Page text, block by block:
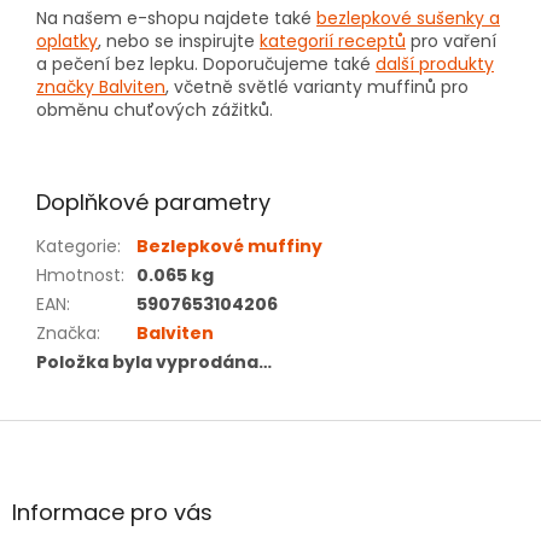
Na našem e-shopu najdete také bezlepkové sušenky a
oplatky, nebo se inspirujte kategorií receptů pro vaření
a pečení bez lepku. Doporučujeme také další produkty
značky Balviten, včetně světlé varianty muffinů pro
obměnu chuťových zážitků.
Doplňkové parametry
Kategorie:
Bezlepkové muffiny
Hmotnost: 0.065 kg
EAN:
5907653104206
Značka:
Balviten
Položka byla vyprodána…
Z
aInformace pro vás